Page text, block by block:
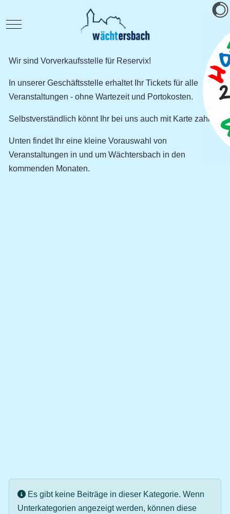
Mobile Menu Toggle
Wir sind Vorverkaufsstelle für Reservix!
In unserer Geschäftsstelle erhaltet Ihr Tickets für alle
Veranstaltungen - ohne Wartezeit und Portokosten.
Selbstverständlich könnt Ihr bei uns auch mit Karte zahlen!
Unten findet Ihr eine kleine Vorauswahl von
Veranstaltungen in und um Wächtersbach in den
kommenden Monaten.
Information
Es gibt keine Beiträge in dieser Kategorie. Wenn
Unterkategorien angezeigt werden, können diese